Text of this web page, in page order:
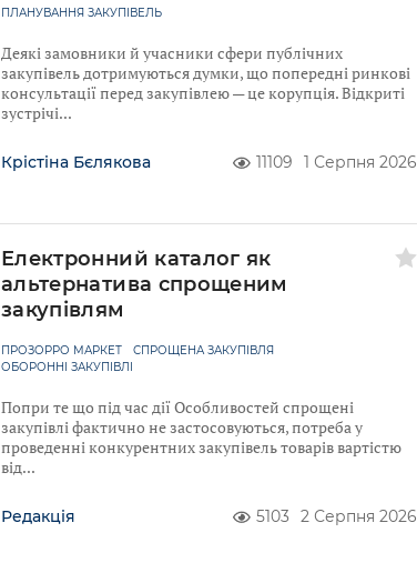
ПЛАНУВАННЯ ЗАКУПІВЕЛЬ
Деякі замовники й учасники сфери публічних
закупівель дотримуються думки, що попередні ринкові
консультації перед закупівлею — це корупція. Відкриті
зустрічі
Крістіна Бєлякова 11109 1 Серпня 2026
Електронний каталог як
альтернатива спрощеним
закупівлям
ПРОЗОРРО МАРКЕТ
СПРОЩЕНА ЗАКУПІВЛЯ
ОБОРОННІ ЗАКУПІВЛІ
Попри те що під час дії Особливостей спрощені
закупівлі фактично не застосовуються, потреба у
проведенні конкурентних закупівель товарів вартістю
від
Редакція 5103 2 Серпня 2026